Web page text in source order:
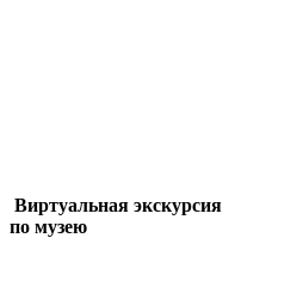
Виртуальная экскурсия
по музею